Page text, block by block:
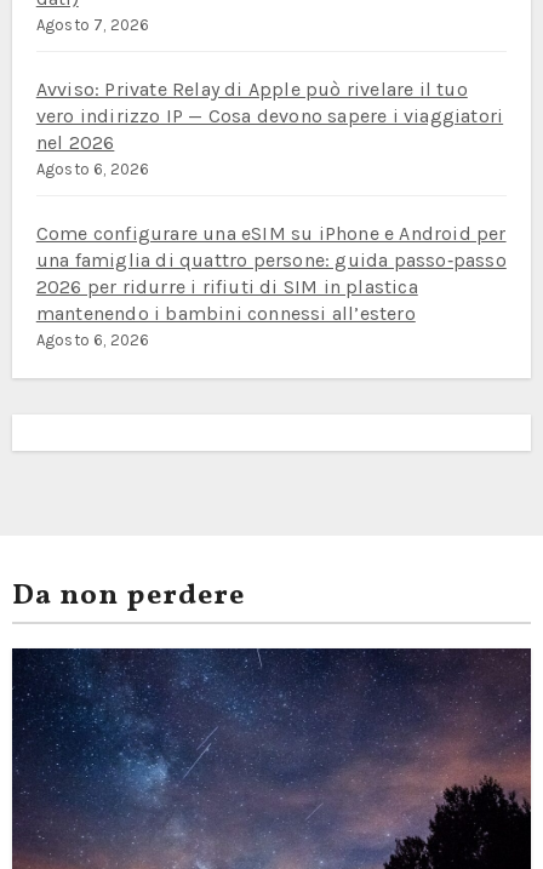
Agosto 7, 2026
Avviso: Private Relay di Apple può rivelare il tuo
vero indirizzo IP — Cosa devono sapere i viaggiatori
nel 2026
Agosto 6, 2026
Come configurare una eSIM su iPhone e Android per
una famiglia di quattro persone: guida passo‑passo
2026 per ridurre i rifiuti di SIM in plastica
mantenendo i bambini connessi all’estero
Agosto 6, 2026
Da non perdere